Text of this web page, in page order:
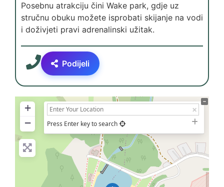
Posebnu atrakciju čini Wake park, gdje uz
stručnu obuku možete isprobati skijanje na vodi
i doživjeti pravi adrenalinski užitak.
Podijeli
+
−
Press Enter key to search